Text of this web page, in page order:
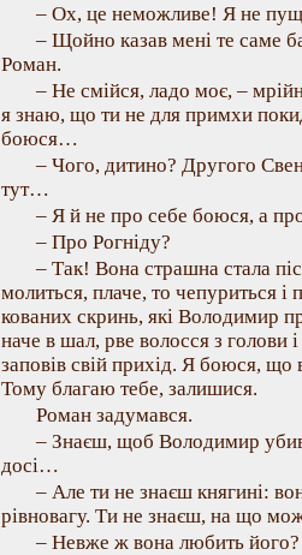
– Ох, це неможливе! Я не
– Щойно казав мені те саме
Роман.
– Не смійся, ладо моє, –
я знаю, що ти не для примхи
боюся…
– Чого, дитино? Другого
тут…
– Я й не про себе боюся, а
– Про Рогніду?
– Так! Вона страшна стала
молиться, плаче, то чепуриться і
кованих скринь, які Володимир
наче в шал, рве волосся з голови
заповів свій прихід. Я боюся, що
Тому благаю тебе, залишися.
Роман задумався.
– Знаєш, щоб Володимир убив
досі…
– Але ти не знаєш княгині:
рівновагу. Ти не знаєш, на що
– Невже ж вона любить